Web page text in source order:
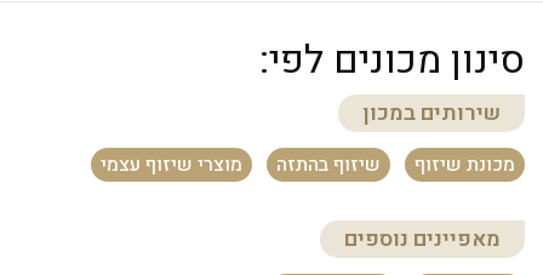
סינון מכונים לפי:
שירותים במכון
מכונת שיזוף שיזוף בהתזה מוצרי שיזוף עצמי
מאפיינים נוספים
בית 177 (בית 177), ספסופה
נועה אוחנה
בית 177 (בית 177), ספסופה